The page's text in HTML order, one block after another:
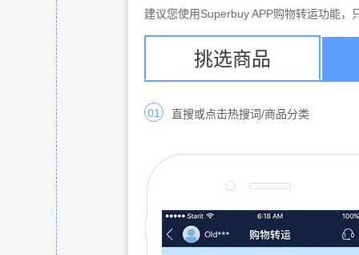
建议您使用Superbuy APP购物转运功能
挑选商品
01 直搜或点击热搜词/商品分类